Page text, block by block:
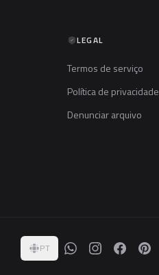
LEGAL
Termos de serviço
Política de privacidade
Denunciar arquivo
PT